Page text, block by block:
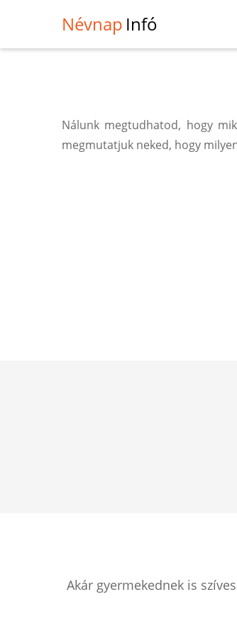
Névnap Infó
Nálunk megtudhatod, hogy
megmutatjuk neked, hogy
Akár gyermekednek is